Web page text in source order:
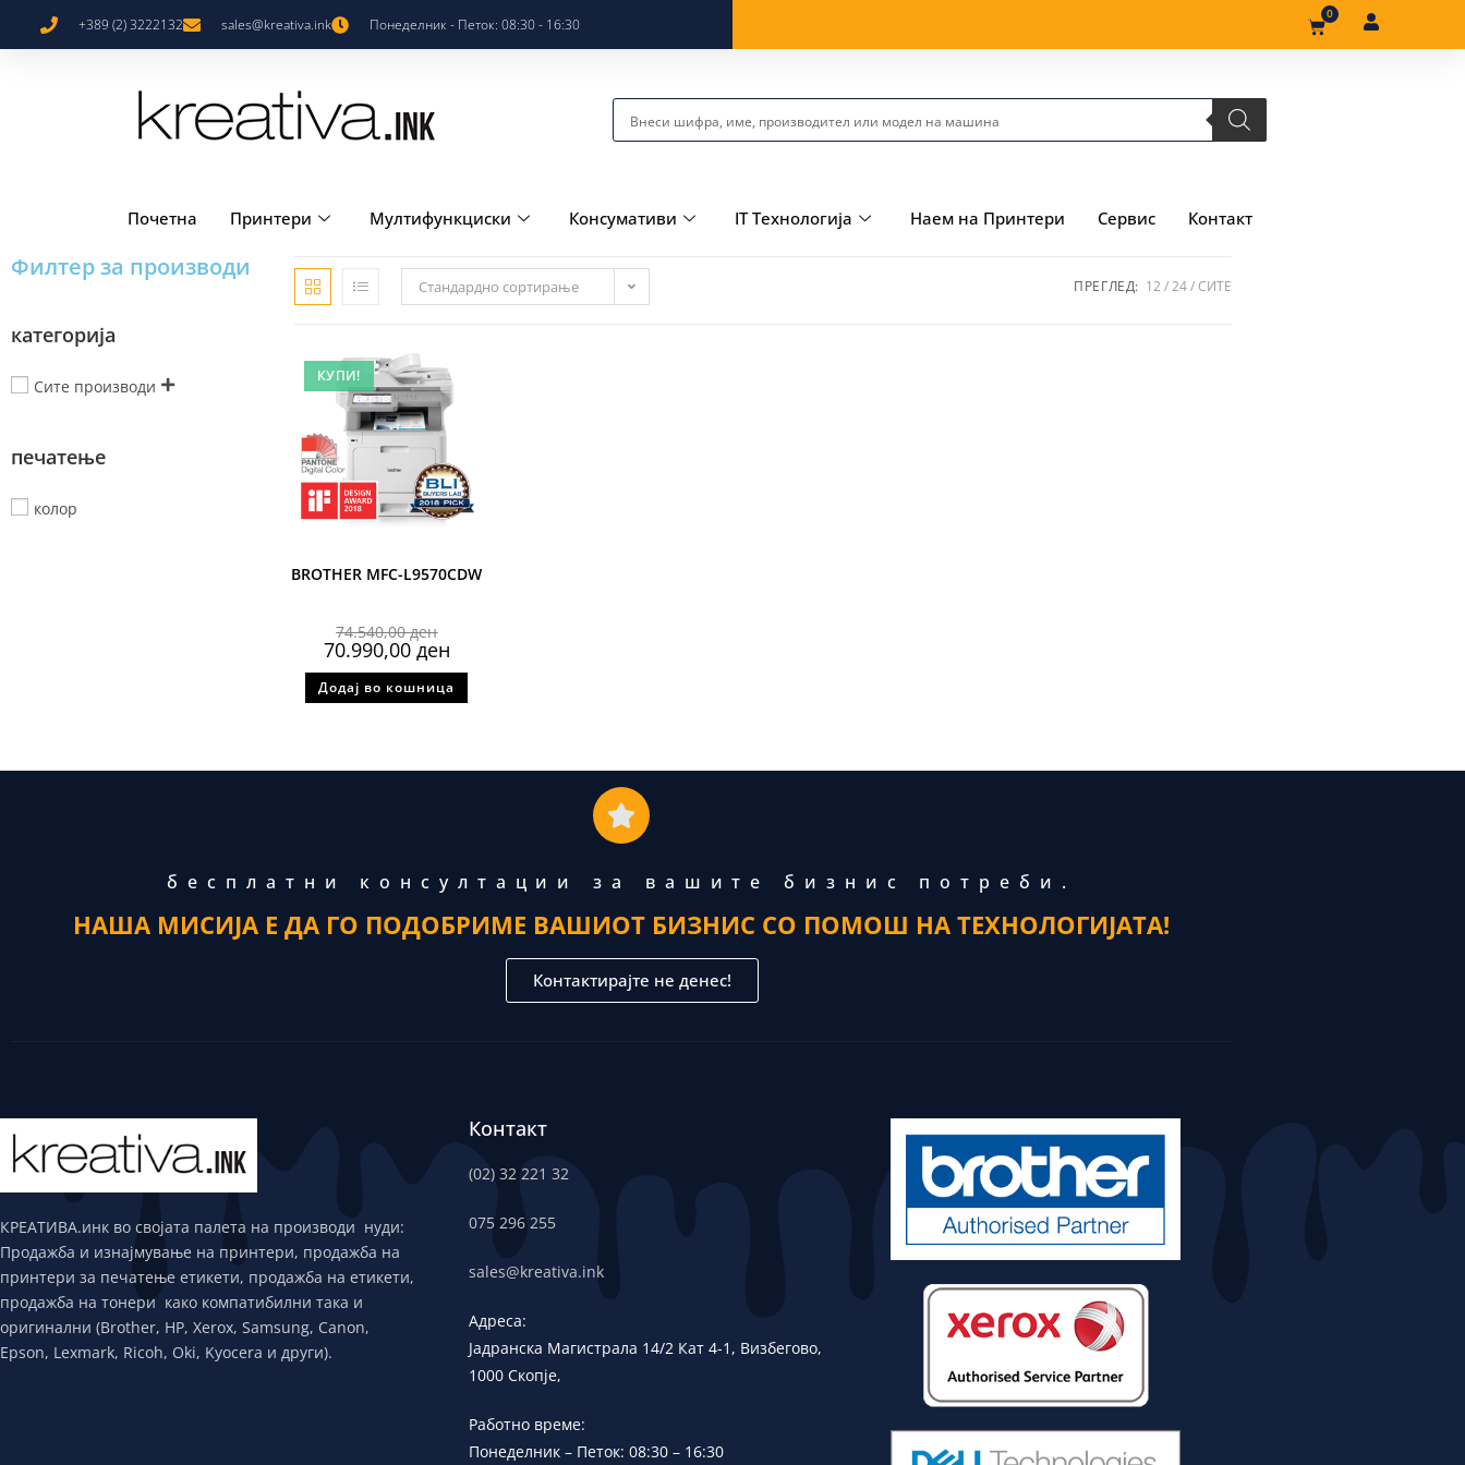
+389 (2) 3222132 sales@kreativa.ink Понеделник - Петок: 08:30 - 16:30
0
Почетна Принтери Мултифункциски Консумативи IT Технологија Наем на Принтери Сервис Контакт
Филтер за производи
категорија
Сите производи
печатење
колор
Стандардно сортирање ПРЕГЛЕД: 12 24 СИТЕ
КУПИ!
BROTHER MFC-L9570CDW
74.540,00ден
70.990,00ден
Додај во кошница
бесплатни консултации за вашите бизнис потреби.
НАША МИСИЈА Е ДА ГО ПОДОБРИМЕ ВАШИОТ БИЗНИС СО ПОМОШ НА ТЕХНОЛОГИЈАТА!
Контактирајте не денес!
КРЕАТИВА.инк во својата палета на производи нуди:
Продажба и изнајмување на принтери, продажба на
принтери за печатење етикети, продажба на етикети,
продажба на тонери како компатибилни така и
оригинални (Brother, HP, Xerox, Samsung, Canon,
Epson, Lexmark, Ricoh, Oki, Kyocera и други).
Контакт
(02) 32 221 32
075 296 255
sales@kreativa.ink
Адреса:
Јадранска Магистрала 14/2 Кат 4-1, Визбегово,
1000 Скопје,
Работно време:
Понеделник – Петок: 08:30 – 16:30